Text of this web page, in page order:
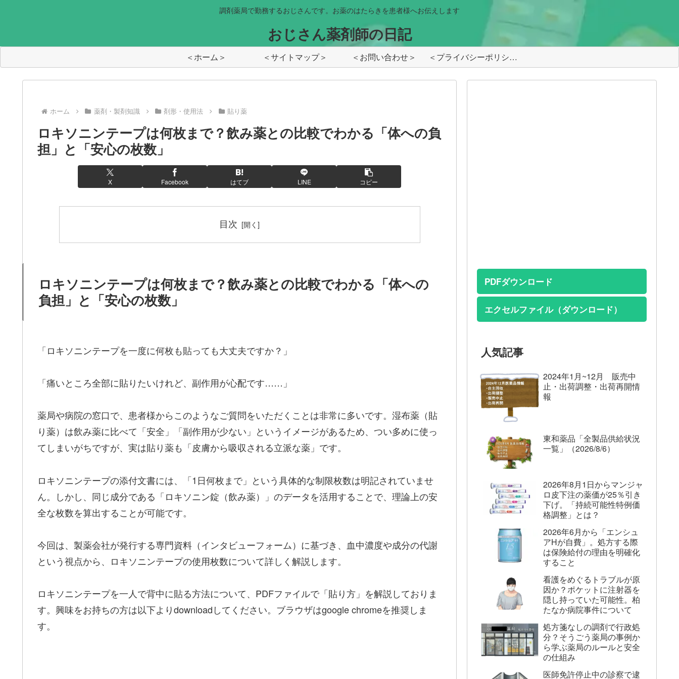
調剤薬局で勤務するおじさんです。お薬のはたらきを患者様へお伝えします
おじさん薬剤師の日記
＜ホーム＞ ＜サイトマップ＞ ＜お問い合わせ＞ ＜プライバシーポリシー＞
ホーム 薬剤・製剤知識 剤形・使用法 貼り薬
ロキソニンテープは何枚まで？飲み薬との比較でわかる「体への負
担」と「安心の枚数」
X Facebook はてブ LINE コピー
目次
ロキソニンテープは何枚まで？飲み薬との比較でわかる「体への
負担」と「安心の枚数」
「ロキソニンテープを一度に何枚も貼っても大丈夫ですか？」
「痛いところ全部に貼りたいけれど、副作用が心配です……」
薬局や病院の窓口で、患者様からこのようなご質問をいただくことは非常に多いです。湿布薬（貼
り薬）は飲み薬に比べて「安全」「副作用が少ない」というイメージがあるため、つい多めに使っ
てしまいがちですが、実は貼り薬も「皮膚から吸収される立派な薬」です。
ロキソニンテープの添付文書には、「1日何枚まで」という具体的な制限枚数は明記されていませ
ん。しかし、同じ成分である「ロキソニン錠（飲み薬）」のデータを活用することで、理論上の安
全な枚数を算出することが可能です。
今回は、製薬会社が発行する専門資料（インタビューフォーム）に基づき、血中濃度や成分の代謝
という視点から、ロキソニンテープの使用枚数について詳しく解説します。
ロキソニンテープを一人で背中に貼る方法について、PDFファイルで「貼り方」を解説しておりま
す。興味をお持ちの方は以下よりdownloadしてください。ブラウザはgoogle chromeを推奨しま
す。
PDFダウンロード
エクセルファイル（ダウンロード）
人気記事
2024年1月~12月 販売中
止・出荷調整・出荷再開情
報
東和薬品「全製品供給状況
一覧」（2026/8/6）
2026年8月1日からマンジャ
ロ皮下注の薬価が25％引き
下げ。「持続可能性特例価
格調整」とは？
2026年6月から「エンシュ
アHが自費」。処方する際
は保険給付の理由を明確化
すること
看護をめぐるトラブルが原
因か？ポケットに注射器を
隠し持っていた可能性。柏
たなか病院事件について
処方箋なしの調剤で行政処
分？そうごう薬局の事例か
ら学ぶ薬局のルールと安全
の仕組み
医師免許停止中の診察で逮